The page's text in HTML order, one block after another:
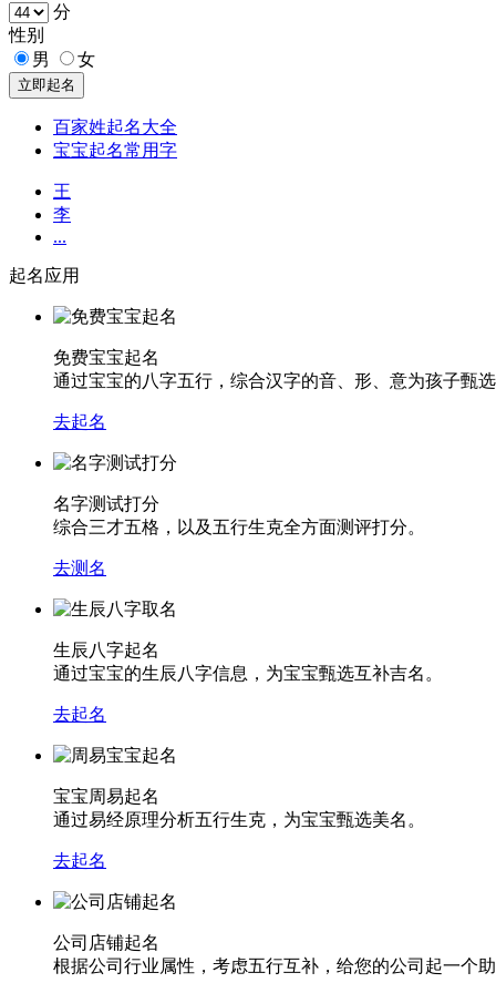
分
性别
男
女
百家姓起名大全
宝宝起名常用字
王
李
...
起名应用
免费宝宝起名
通过宝宝的八字五行，综合汉字的音、形、意为孩子甄
去起名
名字测试打分
综合三才五格，以及五行生克全方面测评打分。
去测名
生辰八字起名
通过宝宝的生辰八字信息，为宝宝甄选互补吉名。
去起名
宝宝周易起名
通过易经原理分析五行生克，为宝宝甄选美名。
去起名
公司店铺起名
根据公司行业属性，考虑五行互补，给您的公司起一个